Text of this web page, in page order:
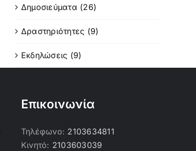
Δημοσιεύματα (26)
Δραστηριότητες (9)
Εκδηλώσεις (9)
Επικοινωνία
Τηλέφωνο: 2103634811
Κινητό: 2103603039